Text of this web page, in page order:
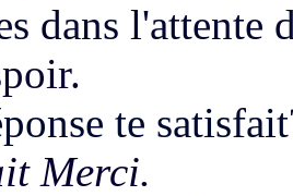
dans l'attente
te
Merci.